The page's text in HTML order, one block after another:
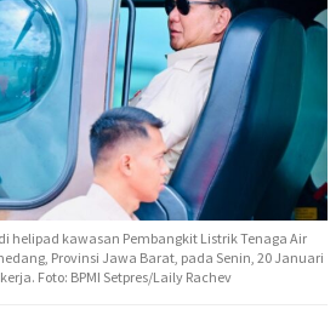
helipad kawasan Pembangkit Listrik Tenaga Air
Provinsi Jawa Barat, pada Senin, 20 Januari
Foto: BPMI Setpres/Laily Rachev